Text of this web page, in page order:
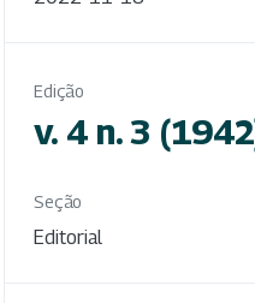
Edição
v. 4 n. 3
Seção
Editorial